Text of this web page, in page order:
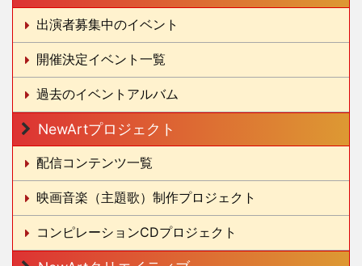
出演者募集中のイベント
開催決定イベント一覧
過去のイベントアルバム
NewArtプロジェクト
配信コンテンツ一覧
映画音楽（主題歌）制作プロジェクト
コンピレーションCDプロジェクト